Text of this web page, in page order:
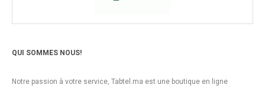
QUI SOMMES NOUS!
Notre passion à votre service, Tabtel.ma est une boutique en ligne